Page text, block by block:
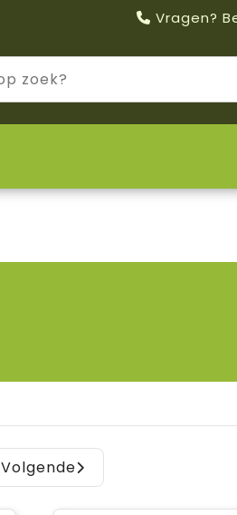
Vragen?
Volgende